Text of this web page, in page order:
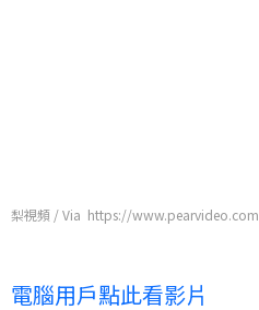
梨視頻 / Via https://www.pearvideo.com
電腦用戶點此看影片